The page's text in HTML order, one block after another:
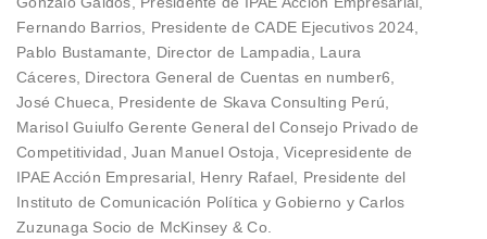
Fernando Barrios, Presidente de CADE Ejecutivos 2024,
Pablo Bustamante, Director de Lampadia, Laura
Cáceres, Directora General de Cuentas en number6,
José Chueca, Presidente de Skava Consulting Perú,
Marisol Guiulfo Gerente General del Consejo Privado de
Competitividad, Juan Manuel Ostoja, Vicepresidente de
IPAE Acción Empresarial, Henry Rafael, Presidente del
Instituto de Comunicación Política y Gobierno y Carlos
Zuzunaga Socio de McKinsey & Co.